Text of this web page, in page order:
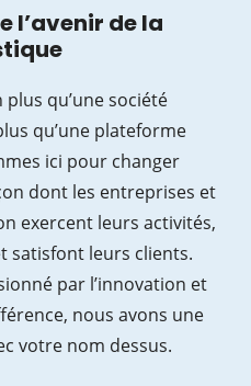
l’avenir de la
qu’une société
qu’une plateforme
ici pour changer
dont les entreprises et
exercent leurs activités,
satisfont leurs clients.
par l’innovation et
nous avons une
votre nom dessus.